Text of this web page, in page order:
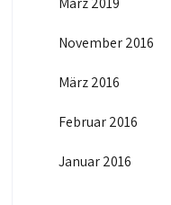
November 2016
März 2016
Februar 2016
Januar 2016